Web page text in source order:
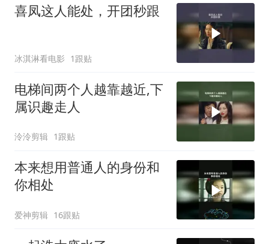
喜凤这人能处，开团秒跟
冰淇淋看电影 1跟贴
电梯间两个人越靠越近,下
属识趣走人
泠泠剪辑 1跟贴
本来想用普通人的身份和
你相处
爱神剪辑 16跟贴